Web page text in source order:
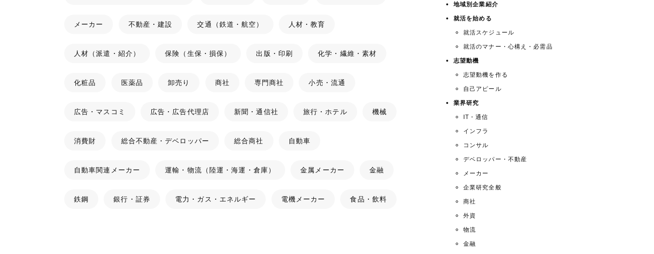
メーカー 不動産・建設 交通（鉄道・航空） 人材・教育
人材（派遣・紹介） 保険（生保・損保） 出版・印刷 化学・繊維・素材
化粧品 医薬品 卸売り 商社 専門商社 小売・流通
広告・マスコミ 広告・広告代理店 新聞・通信社 旅行・ホテル 機械
消費財 総合不動産・デベロッパー 総合商社 自動車
自動車関連メーカー 運輸・物流（陸運・海運・倉庫） 金属メーカー 金融
鉄鋼 銀行・証券 電力・ガス・エネルギー 電機メーカー 食品・飲料
地域別企業紹介
就活を始める
就活スケジュール
就活のマナー・心構え・必需品
志望動機
志望動機を作る
自己アピール
業界研究
IT・通信
インフラ
コンサル
デベロッパー・不動産
メーカー
企業研究全般
商社
外資
物流
金融